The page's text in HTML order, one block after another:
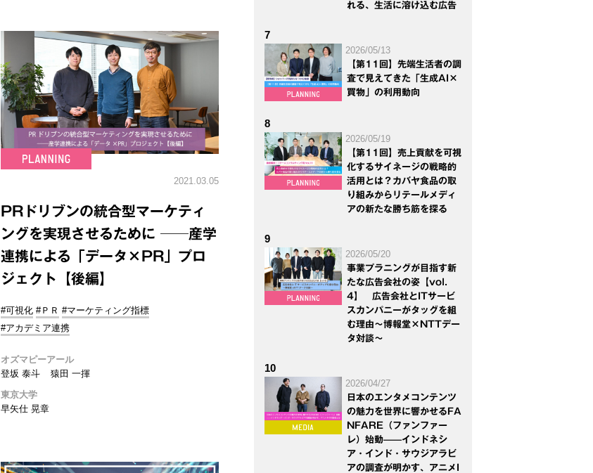
2021.03.05
PRドリブンの統合型マーケティ
ングを実現させるために ──産学
連携による「データ×PR」プロ
ジェクト【後編】
#可視化 #ＰＲ #マーケティング指標
#アカデミア連携
オズマピーアール
登坂 泰斗
猿田 一揮
東京大学
早矢仕 晃章
れる、生活に溶け込む広告
7
2026/05/13
【第11回】先端生活者の調
査で見えてきた「生成AI×
買物」の利用動向
8
2026/05/19
【第11回】売上貢献を可視
化するサイネージの戦略的
活用とは？カバヤ食品の取
り組みからリテールメディ
アの新たな勝ち筋を探る
9
2026/05/20
事業プラニングが目指す新
たな広告会社の姿【vol.
4】 広告会社とITサービ
スカンパニーがタッグを組
む理由～博報堂×NTTデー
タ対談～
10
2026/04/27
日本のエンタメコンテンツ
の魅力を世界に響かせるFA
NFARE（ファンファー
レ）始動——インドネシ
ア・インド・サウジアラビ
アの調査が明かす、アニメI